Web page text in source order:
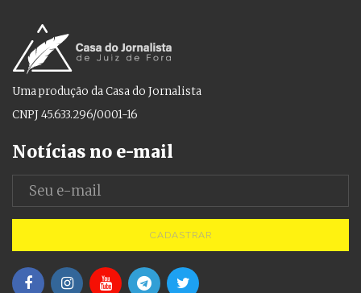
Uma produção da Casa do Jornalista
CNPJ 45.633.296/0001-16
Notícias no e-mail
CADASTRAR